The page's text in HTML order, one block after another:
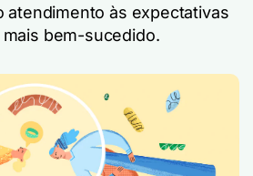
atendimento às expectativas
bem-sucedido.